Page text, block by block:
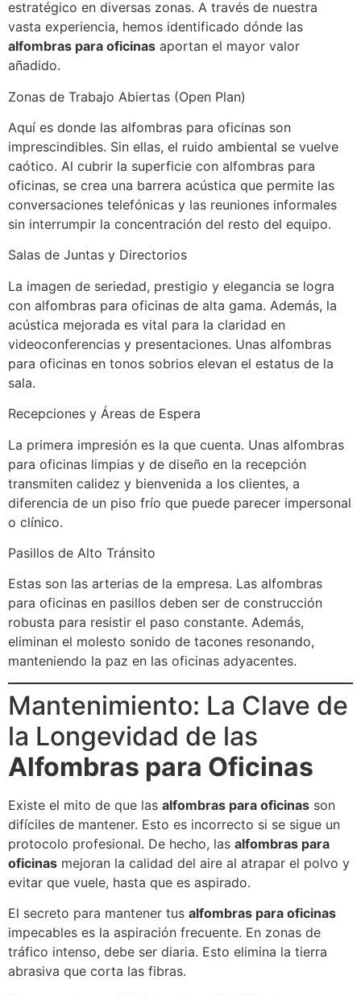
estratégico en diversas zonas. A través de nuestra
vasta experiencia, hemos identificado dónde las
alfombras para oficinas aportan el mayor valor
añadido.
Zonas de Trabajo Abiertas (Open Plan)
Aquí es donde las alfombras para oficinas son
imprescindibles. Sin ellas, el ruido ambiental se vuelve
caótico. Al cubrir la superficie con alfombras para
oficinas, se crea una barrera acústica que permite las
conversaciones telefónicas y las reuniones informales
sin interrumpir la concentración del resto del equipo.
Salas de Juntas y Directorios
La imagen de seriedad, prestigio y elegancia se logra
con alfombras para oficinas de alta gama. Además, la
acústica mejorada es vital para la claridad en
videoconferencias y presentaciones. Unas alfombras
para oficinas en tonos sobrios elevan el estatus de la
sala.
Recepciones y Áreas de Espera
La primera impresión es la que cuenta. Unas alfombras
para oficinas limpias y de diseño en la recepción
transmiten calidez y bienvenida a los clientes, a
diferencia de un piso frío que puede parecer impersonal
o clínico.
Pasillos de Alto Tránsito
Estas son las arterias de la empresa. Las alfombras
para oficinas en pasillos deben ser de construcción
robusta para resistir el paso constante. Además,
eliminan el molesto sonido de tacones resonando,
manteniendo la paz en las oficinas adyacentes.
Mantenimiento: La Clave de
la Longevidad de las
Alfombras para Oficinas
Existe el mito de que las alfombras para oficinas son
difíciles de mantener. Esto es incorrecto si se sigue un
protocolo profesional. De hecho, las alfombras para
oficinas mejoran la calidad del aire al atrapar el polvo y
evitar que vuele, hasta que es aspirado.
El secreto para mantener tus alfombras para oficinas
impecables es la aspiración frecuente. En zonas de
tráfico intenso, debe ser diaria. Esto elimina la tierra
abrasiva que corta las fibras.